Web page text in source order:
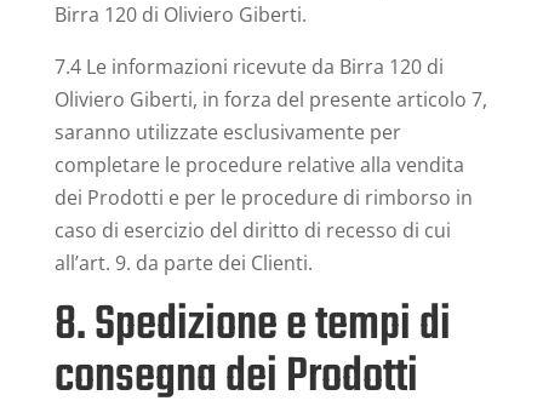
Birra 120 di Oliviero Giberti.
7.4 Le informazioni ricevute da Birra 120 di
Oliviero Giberti, in forza del presente articolo 7,
saranno utilizzate esclusivamente per
completare le procedure relative alla vendita
dei Prodotti e per le procedure di rimborso in
caso di esercizio del diritto di recesso di cui
all’art. 9. da parte dei Clienti.
8. Spedizione e tempi di
consegna dei Prodotti